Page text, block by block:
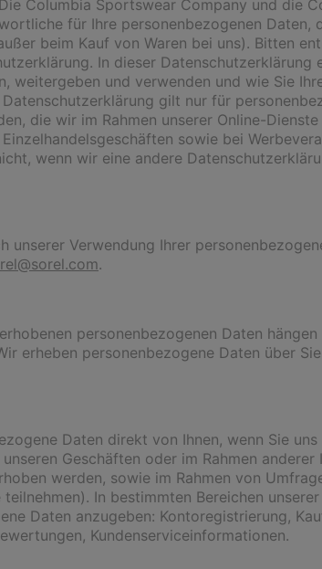
Columbia Sportswear Company und die
für Ihre personenbezogenen Daten,
beim Kauf von Waren bei uns). Bitten
In dieser Datenschutzerklärung
weitergeben und verwenden und wie Sie
gilt nur für
die wir im Rahmen unserer Online-
sowie bei
wenn wir eine andere
unserer Verwendung Ihrer
.
personenbezogenen Daten
erheben personenbezogene Daten über
Daten direkt von Ihnen, wenn Sie
Geschäften oder im Rahmen
werden, sowie im Rahmen von
In bestimmten Bereichen
Daten anzugeben: Kontoregistrierung,
Kundenserviceinformationen.